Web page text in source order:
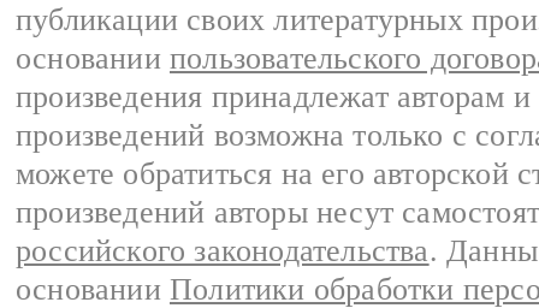
публикации своих литературных
основании пользовательского
произведения принадлежат авторам
произведений возможна только с
можете обратиться на его авторской
произведений авторы несут
российского законодательства.
основании Политики обработки